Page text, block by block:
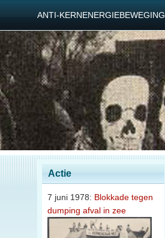
ANTI-KERNENERGIEBEWEGING
Actie
7 juni 1978: Blokkade tegen
dumping afval in zee